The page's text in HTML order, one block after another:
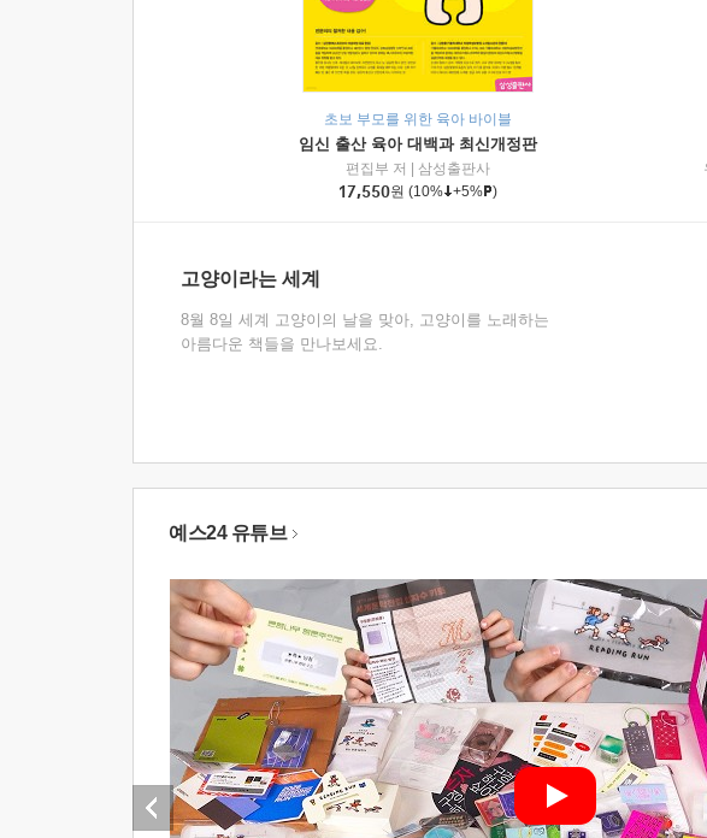
초보 부모를 위한 육아 바이블
임신 출산 육아 대백과 최신개정판
편집부 저
삼성출판사
17,550원 (10% +5% )
고양이라는 세계
8월 8일 세계 고양이의 날을 맞아, 고양이를 노래하는
아름다운 책들을 만나보세요.
예스24 유튜브